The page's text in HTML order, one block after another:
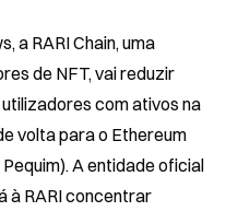
a RARI Chain, uma
de NFT, vai reduzir
com ativos na
volta para o Ethereum
A entidade oficial
à RARI concentrar